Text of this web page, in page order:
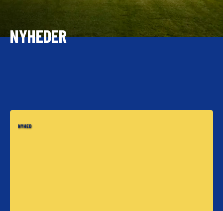
NYHEDER
NYHED